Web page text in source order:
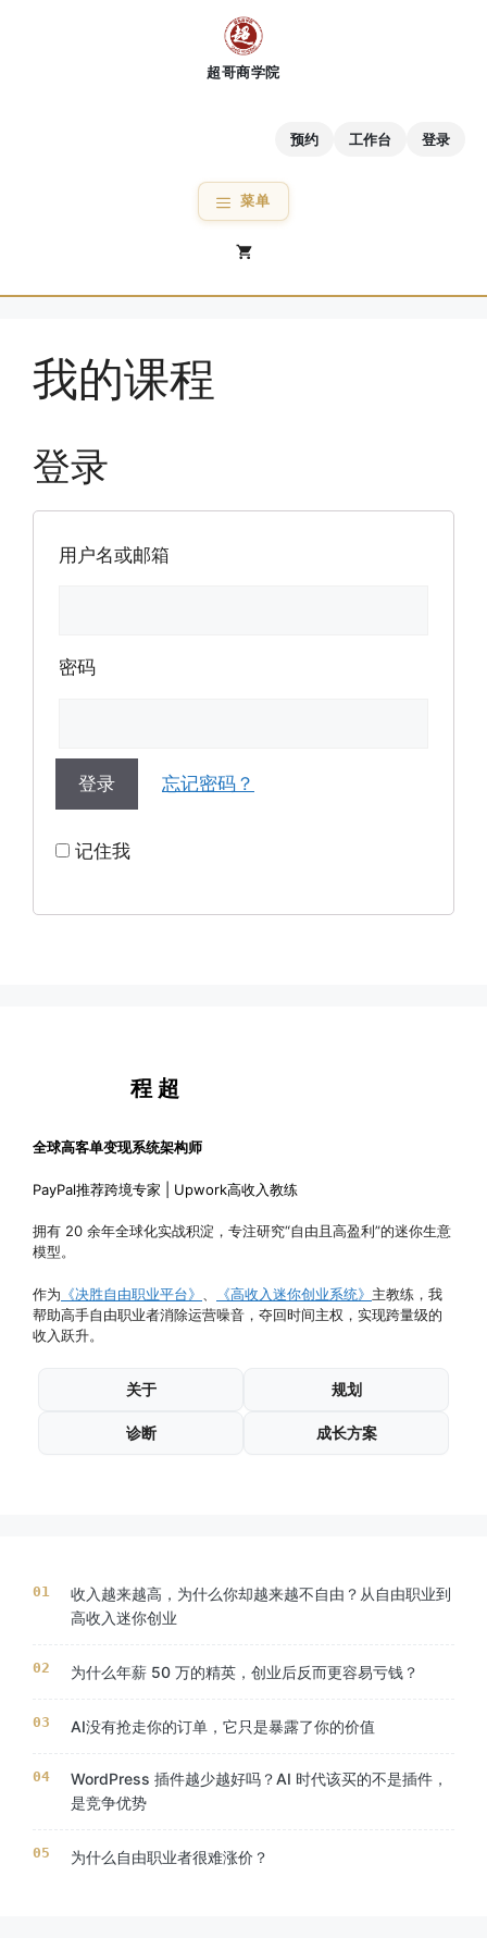
预约 工作台 登录
菜单
我的课程
登录
用户名或邮箱
密码
忘记密码？
记住我
程 超
全球高客单变现系统架构师
PayPal推荐跨境专家 | Upwork高收入教练
拥有 20 余年全球化实战积淀，专注研究“自由且高盈利”的迷你生意
模型。
作为 《决胜自由职业平台》 《高收入迷你创业系统》 主教练，我
帮助高手自由职业者消除运营噪音，夺回时间主权，实现跨量级的
收入跃升。
关于 规划
诊断 成长方案
收入越来越高，为什么你却越来越不自由？从自由职业到
高收入迷你创业
为什么年薪 50 万的精英，创业后反而更容易亏钱？
AI没有抢走你的订单，它只是暴露了你的价值
WordPress 插件越少越好吗？AI 时代该买的不是插件，
是竞争优势
为什么自由职业者很难涨价？